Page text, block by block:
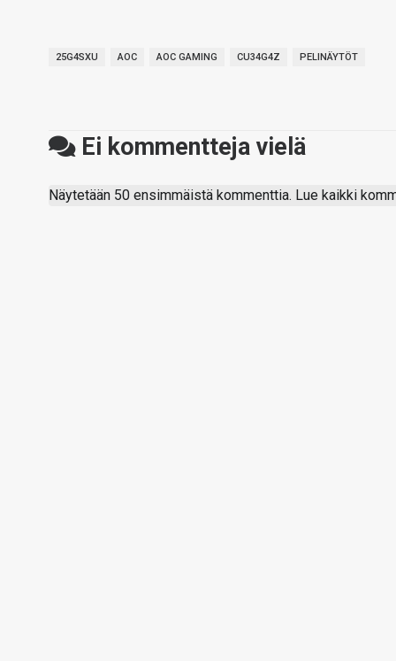
25G4SXU AOC AOC GAMING CU34G4Z PELINÄYTÖT
Ei kommentteja vielä
Näytetään 50 ensimmäistä kommenttia. Lue kaikki